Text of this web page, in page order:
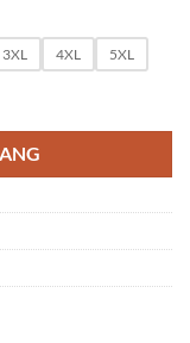
3XL 4XL 5XL